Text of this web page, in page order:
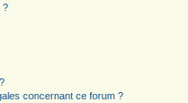
?
concernant ce forum ?